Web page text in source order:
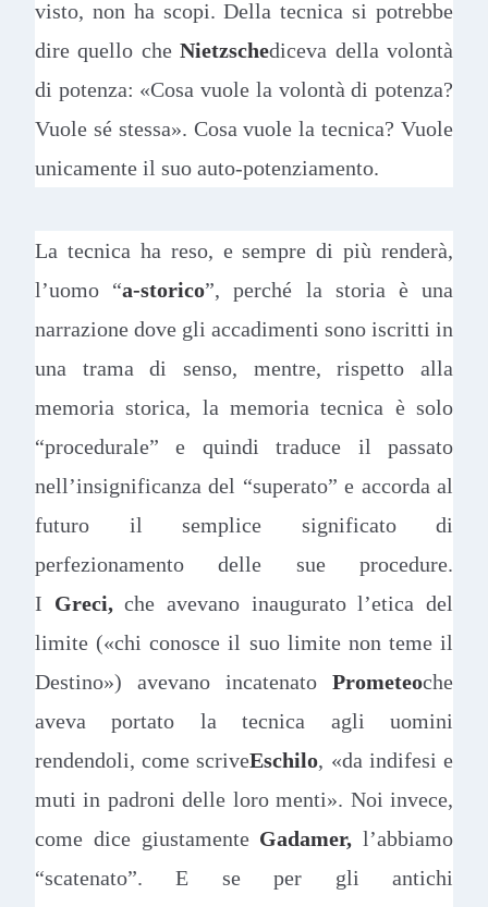
visto, non ha scopi. Della tecnica si potrebbe
dire quello cheNietzschediceva della volontà
di potenza: «Cosa vuole la volontà di potenza?
Vuole sé stessa». Cosa vuole la tecnica? Vuole
unicamente il suo auto-potenziamento.
La tecnica ha reso, e sempre di più renderà,
l’uomo “a-storico”, perché la storia è una
narrazione dove gli accadimenti sono iscritti in
una trama di senso, mentre, rispetto alla
memoria storica, la memoria tecnica è solo
“procedurale” e quindi traduce il passato
nell’insignificanza del “superato” e accorda al
futuro il semplice significato di
perfezionamento delle sue procedure.
I Greci,che avevano inaugurato l’etica del
limite («chi conosce il suo limite non teme il
Destino») avevano incatenato Prometeoche
aveva portato la tecnica agli uomini
rendendoli, come scriveEschilo, «da indifesi e
muti in padroni delle loro menti». Noi invece,
come dice giustamente Gadamer, l’abbiamo
“scatenato”. E se per gli antichi